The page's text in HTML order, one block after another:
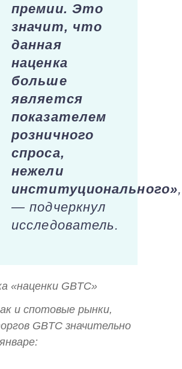
премии. Это
значит, что
данная
наценка
больше
является
показателем
розничного
спроса,
нежели
институционального»,
— подчеркнул
исследователь.
«наценки GBTC»
и спотовые рынки,
GBTC значительно